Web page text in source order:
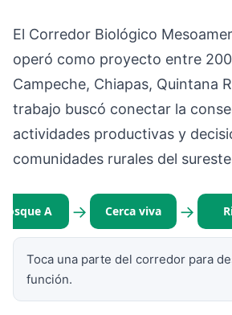
El Corredor Biológico
operó como proyecto entre
Campeche, Chiapas, Quintana
trabajo buscó conectar la
actividades productivas y
comunidades rurales del
Bosque A → Cerca viva →
Toca una parte del corredor para
función.